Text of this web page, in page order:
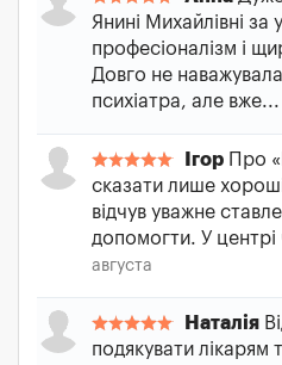
Янині Михайлівні за
професіоналізм і
Довго не
психіатра, але вже...
Ігор Про
сказати лише
відчув уважне
допомогти. У центрі
августа
Наталія
подякувати лікарям